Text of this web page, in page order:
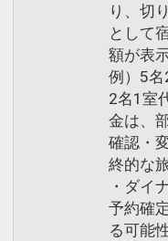
※本プランは
販、転売目的
設定期間：
インターネッ
200000045353
り、切
として
額が表
例）5
2名1室
金は、
確認・
終的な
・ダイ
予約確
る可能